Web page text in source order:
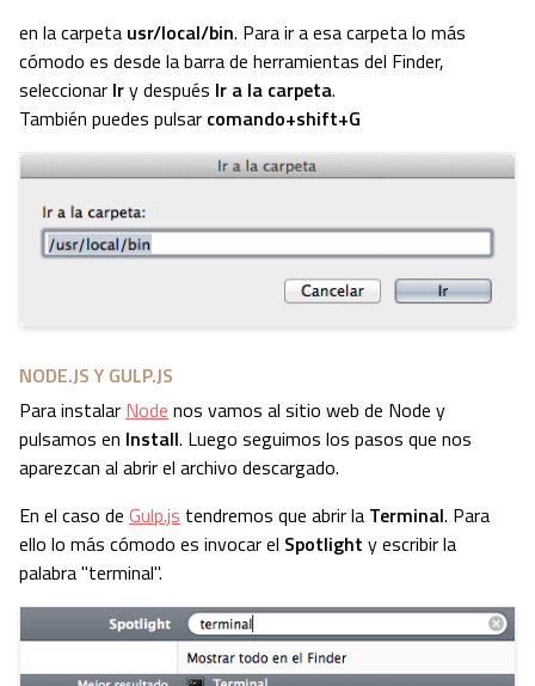
en la carpeta usr/local/bin. Para ir a esa carpeta lo más
cómodo es desde la barra de herramientas del Finder,
seleccionar Iry después Ir a la carpeta.
También puedes pulsar comando+shift+G
NODE.JS Y GULP.JS
Para instalar Node nos vamos al sitio web de Node y
pulsamos en Install. Luego seguimos los pasos que nos
aparezcan al abrir el archivo descargado.
En el caso de Gulp.js tendremos que abrir la Terminal. Para
ello lo más cómodo es invocar el Spotlight y escribir la
palabra "terminal".